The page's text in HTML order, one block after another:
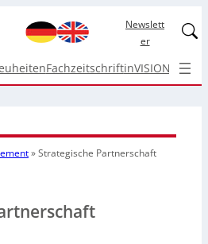
Newslett
er
FachzeitschriftinVISION Top
»Strategische Partnerschaft